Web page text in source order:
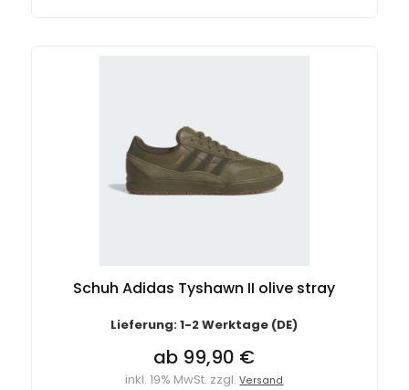
Schuh Adidas Tyshawn II olive stray
Lieferung: 1-2 Werktage (DE)
ab 99,90 €
inkl. 19% MwSt. zzgl.Versand